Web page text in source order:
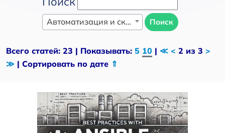
Автоматизация и скриптинг Поиск
Всего статей: 23 | Показывать: 5 10 | ≪ < 2 из 3 >
≫ | Сортировать по дате ⇑